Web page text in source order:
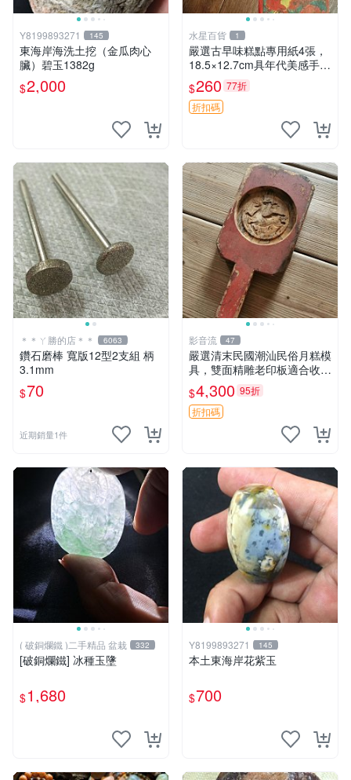
Y8199893271 145
東海岸海洗土挖（金瓜肉心
臟）碧玉1382g
$2,000
水星百貨 1
嚴選古早味糕點專用紙4張，
18.5×12.7cm具年代美感手工
紙 古早味 糕點紙 手工紙
$260 77折
折扣碼
＊＊ㄚ勝的店＊＊ 6063
鑽石磨棒 寬版12型2支組 柄
3.1mm
$70
近期銷量1件
影音流 47
嚴選清末民國潮汕民俗月糕模
具，雙面精雕老印板適合收藏
月糕 潮汕 模具
$4,300 95折
折扣碼
( 破銅爛鐵 )二手精品 盆栽 332
[破銅爛鐵] 冰種玉墬
$1,680
Y8199893271 145
本土東海岸花紫玉
$700